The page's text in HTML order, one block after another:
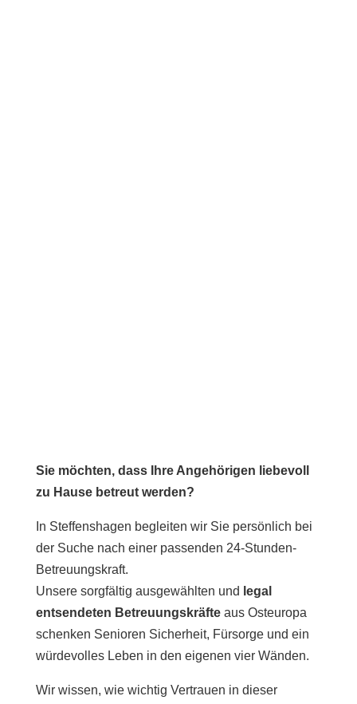
Sie möchten, dass Ihre Angehörigen liebevoll
zu Hause betreut werden?
In Steffenshagen begleiten wir Sie persönlich bei
der Suche nach einer passenden 24-Stunden-
Betreuungskraft.
Unsere sorgfältig ausgewählten und legal
entsendeten Betreuungskräfteaus Osteuropa
schenken Senioren Sicherheit, Fürsorge und ein
würdevolles Leben in den eigenen vier Wänden.
Wir wissen, wie wichtig Vertrauen in dieser